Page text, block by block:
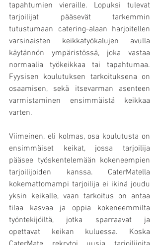
tapahtumien vieraille. Lopuksi tulevat
tarjoilijat pääsevät tarkemmin
tutustumaan catering-alaan harjoitellen
varsinaisten keikkatyökalujen avulla
käytännön ympäristössä, joka vastaa
normaalia työkeikkaa tai tapahtumaa.
Fyysisen koulutuksen tarkoituksena on
osaamisen, sekä itsevarman asenteen
varmistaminen ensimmäistä keikkaa
varten.
Viimeinen, eli kolmas, osa koulutusta on
ensimmäiset keikat, jossa tarjoilija
pääsee työskentelemään kokeneempien
tarjoilijoiden kanssa. CaterMatella
kokemattomampi tarjoilija ei ikinä joudu
yksin keikalle, vaan tarkoitus on antaa
tilaa kasvaa ja oppia kokeneemmilta
työntekijöiltä, jotka sparraavat ja
opettavat keikan kuluessa. Koska